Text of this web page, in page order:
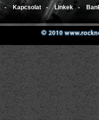
- Kapcsolat - Linkek -